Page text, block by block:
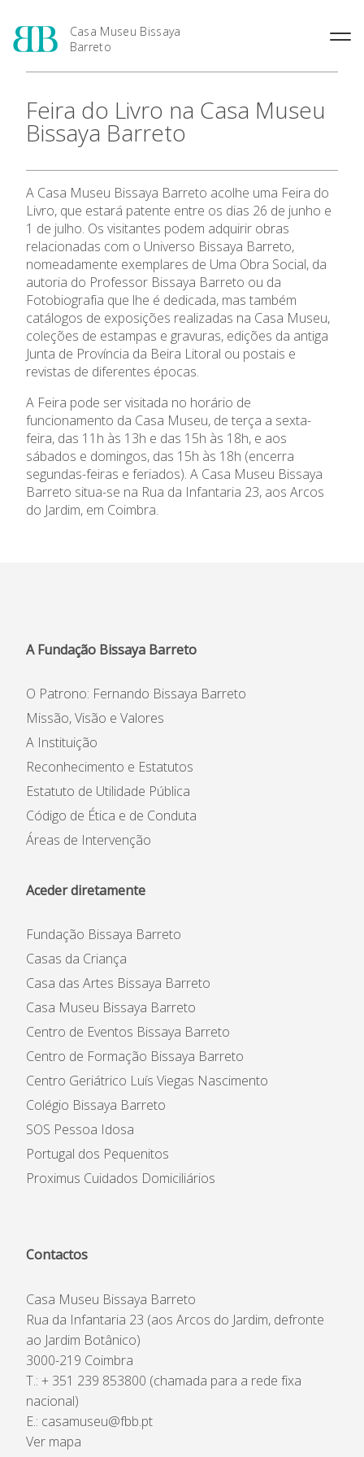
Casa Museu Bissaya
Barreto
A Casa Museu
Barreto
A Casa Museu
Visitar
Coleções
Exposições
Agenda
Centro de Documentação
Horários e contactos
Feira do Livro na Casa Museu
Bissaya Barreto
A Casa Museu Bissaya Barreto acolhe uma Feira do
Livro, que estará patente entre os dias 26 de junho e
1 de julho. Os visitantes podem adquirir obras
relacionadas com o Universo Bissaya Barreto,
nomeadamente exemplares de Uma Obra Social, da
autoria do Professor Bissaya Barreto ou da
Fotobiografia que lhe é dedicada, mas também
catálogos de exposições realizadas na Casa Museu,
coleções de estampas e gravuras, edições da antiga
Junta de Província da Beira Litoral ou postais e
revistas de diferentes épocas.
A Feira pode ser visitada no horário de
funcionamento da Casa Museu, de terça a sexta-
feira, das 11h às 13h e das 15h às 18h, e aos
sábados e domingos, das 15h às 18h (encerra
segundas-feiras e feriados). A Casa Museu Bissaya
Barreto situa-se na Rua da Infantaria 23, aos Arcos
do Jardim, em Coimbra.
A Fundação Bissaya Barreto
O Patrono: Fernando Bissaya Barreto
Missão, Visão e Valores
A Instituição
Reconhecimento e Estatutos
Estatuto de Utilidade Pública
Código de Ética e de Conduta
Áreas de Intervenção
Aceder diretamente
Fundação Bissaya Barreto
Casas da Criança
Casa das Artes Bissaya Barreto
Casa Museu Bissaya Barreto
Centro de Eventos Bissaya Barreto
Centro de Formação Bissaya Barreto
Centro Geriátrico Luís Viegas Nascimento
Colégio Bissaya Barreto
SOS Pessoa Idosa
Portugal dos Pequenitos
Proximus Cuidados Domiciliários
Contactos
Casa Museu Bissaya Barreto
Rua da Infantaria 23 (aos Arcos do Jardim, defronte
ao Jardim Botânico)
3000-219 Coimbra
T.: + 351 239 853800 (chamada para a rede fixa
nacional)
E.: casamuseu@fbb.pt
Ver mapa